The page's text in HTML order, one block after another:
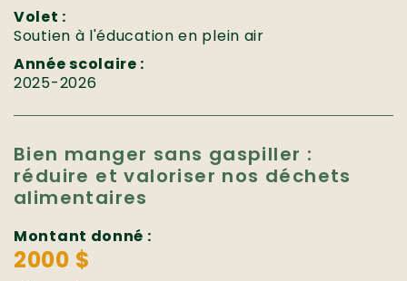
Volet :
Soutien à l'éducation en plein air
Année scolaire :
2025-2026
Bien manger sans gaspiller :
réduire et valoriser nos déchets
alimentaires
Montant donné :
2000 $